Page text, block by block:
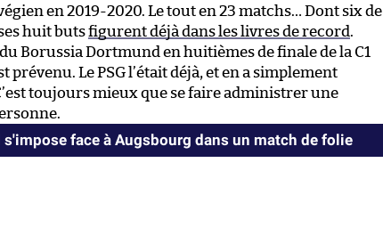
en 2019-2020. Le tout en 23 matchs… Dont six de
huit butsfigurent déjà dans les livres de record.
Borussia Dortmund en huitièmes de finale de la C1
prévenu. Le PSG l’était déjà, et en a simplement
toujours mieux que se faire administrer une
face à Augsbourg dans un match de folie